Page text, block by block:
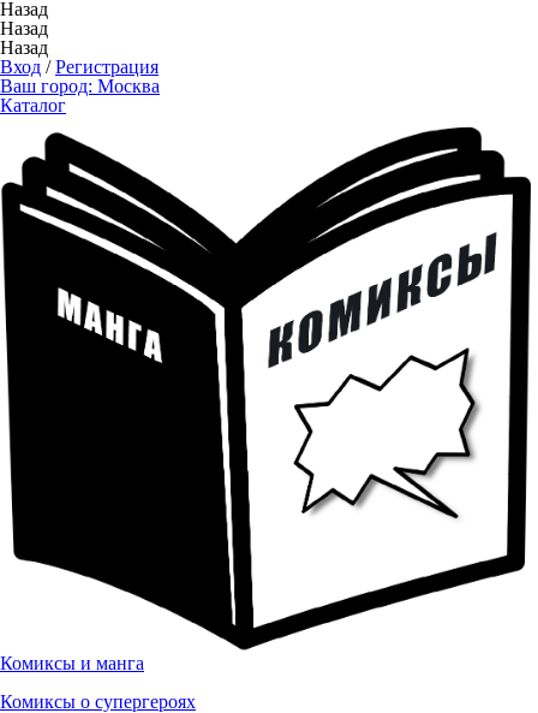
Назад
Назад
Назад
Вход /Регистрация
Ваш город: Москва
Каталог
Комиксы и манга
Комиксы о супергероях